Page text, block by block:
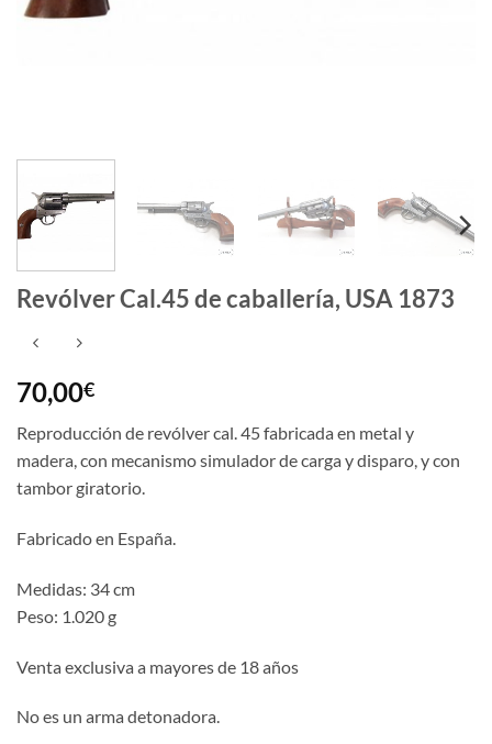
Revólver Cal.45 de caballería, USA 1873
70,00€
Reproducción de revólver cal. 45 fabricada en metal y
madera, con mecanismo simulador de carga y disparo, y con
tambor giratorio.
Fabricado en España.
Medidas: 34 cm
Peso: 1.020 g
Venta exclusiva a mayores de 18 años
No es un arma detonadora.